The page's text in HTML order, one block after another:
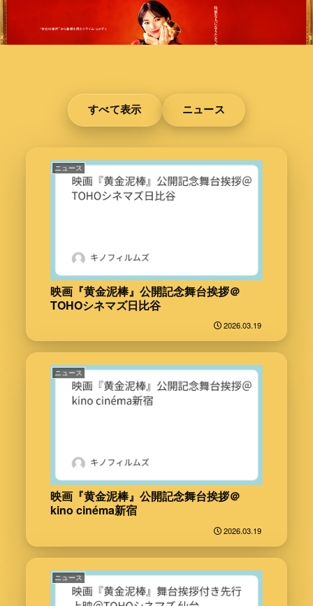
すべて表示 ニュース
ニュース
映画『黄金泥棒』公開記念舞台挨拶＠
TOHOシネマズ日比谷
2026.03.19
ニュース
映画『黄金泥棒』公開記念舞台挨拶＠
kino cinéma新宿
2026.03.19
ニュース